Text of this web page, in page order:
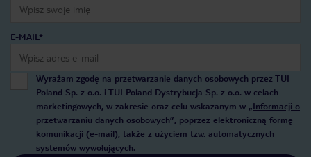
E-MAIL*
Wyrażam zgodę na przetwarzanie danych osobowych przez TUI
Poland Sp. z o.o. i TUI Poland Dystrybucja Sp. z o.o. w celach
marketingowych, w zakresie oraz celu wskazanym w „Informacji o
przetwarzaniu danych osobowych”, poprzez elektroniczną formę
komunikacji (e-mail), także z użyciem tzw. automatycznych
systemów wywołujących.